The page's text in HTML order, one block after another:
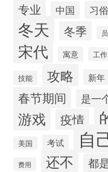
专业 中国 习俗
冬天 冬季
宋代 寓意 工作
技能 攻略 新年
春节期间 是一
游戏 疫情
美国 考试 自
费用 还不 都